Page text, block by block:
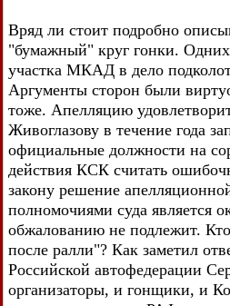
Вряд ли стоит подробно
"бумажный" круг гонки.
участка МКАД в дело
Аргументы сторон были
тоже. Апелляцию
Живоглазову в течение года
официальные должности на
действия КСК считать
закону решение
полномочиями суда является
обжалованию не подлежит.
после ралли"? Как заметил
Российской автофедерации
организаторы, и гонщики, и